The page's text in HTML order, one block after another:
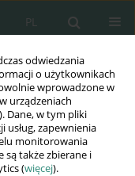
odwiedzania
o użytkownikach
wprowadzone w
urządzeniach
Dane, w tym pliki
usług, zapewnienia
monitorowania
są także zbierane i
(więcej).
PL